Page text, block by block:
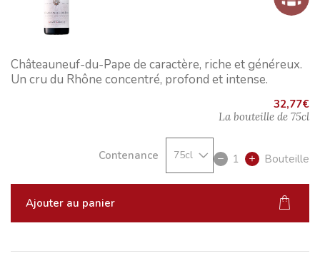
Châteauneuf-du-Pape de caractère, riche et généreux.
Un cru du Rhône concentré, profond et intense.
32,77€
La bouteille de 75cl
Contenance 1 Bouteille
Ajouter au panier